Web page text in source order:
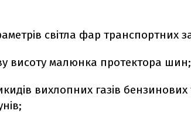
світла фар транспортних
висоту малюнка протектора шин;
вихлопних газів бензинових